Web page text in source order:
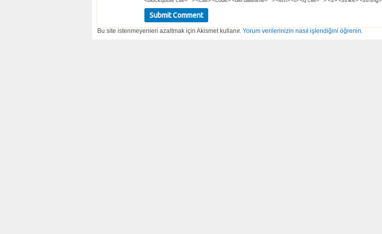
Bu site istenmeyenleri azaltmak için Akismet kullanır. Yorum verilerinizin nasıl işlendiğini öğrenin.